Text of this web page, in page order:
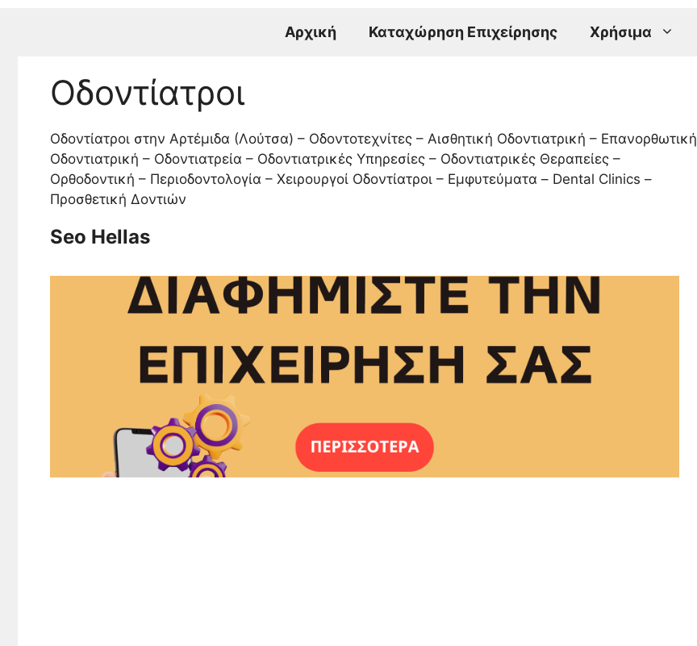
Αρχική Καταχώρηση Επιχείρησης Χρήσιμα
Οδοντίατροι
Οδοντίατροι στην Αρτέμιδα (Λούτσα) – Οδοντοτεχνίτες – Αισθητική Οδοντιατρική – Επανορθωτική
Οδοντιατρική – Οδοντιατρεία – Οδοντιατρικές Υπηρεσίες – Οδοντιατρικές Θεραπείες –
Ορθοδοντική – Περιοδοντολογία – Χειρουργοί Οδοντίατροι – Εμφυτεύματα – Dental Clinics –
Προσθετική Δοντιών
Seo Hellas